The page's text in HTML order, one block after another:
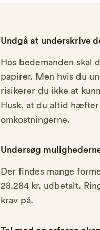
Undgå at underskrive
Hos bedemanden skal
papirer. Men hvis du
risikerer du ikke at
Husk, at du altid
omkostningerne.
Undersøg
Der findes mange
28.284 kr. udbetalt.
krav på.